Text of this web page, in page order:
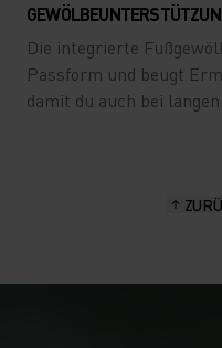
Die integrierte
Passform und beugt
damit du auch bei